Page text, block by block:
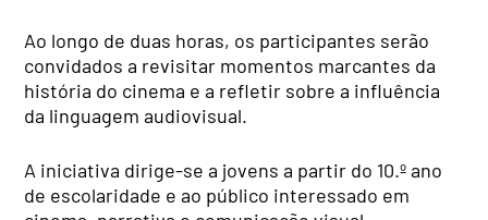
Ao longo de duas horas, os participantes serão
convidados a revisitar momentos marcantes da
história do cinema e a refletir sobre a influência
da linguagem audiovisual.
A iniciativa dirige-se a jovens a partir do 10.º ano
de escolaridade e ao público interessado em